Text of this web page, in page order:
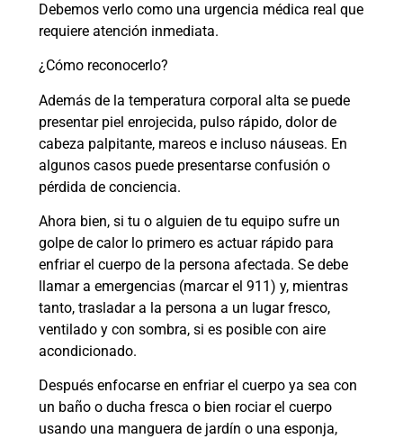
Debemos verlo como una urgencia médica real que
requiere atención inmediata.
¿Cómo reconocerlo?
Además de la temperatura corporal alta se puede
presentar piel enrojecida, pulso rápido, dolor de
cabeza palpitante, mareos e incluso náuseas. En
algunos casos puede presentarse confusión o
pérdida de conciencia.
Ahora bien, si tu o alguien de tu equipo sufre un
golpe de calor lo primero es actuar rápido para
enfriar el cuerpo de la persona afectada. Se debe
llamar a emergencias (marcar el 911) y, mientras
tanto, trasladar a la persona a un lugar fresco,
ventilado y con sombra, si es posible con aire
acondicionado.
Después enfocarse en enfriar el cuerpo ya sea con
un baño o ducha fresca o bien rociar el cuerpo
usando una manguera de jardín o una esponja,